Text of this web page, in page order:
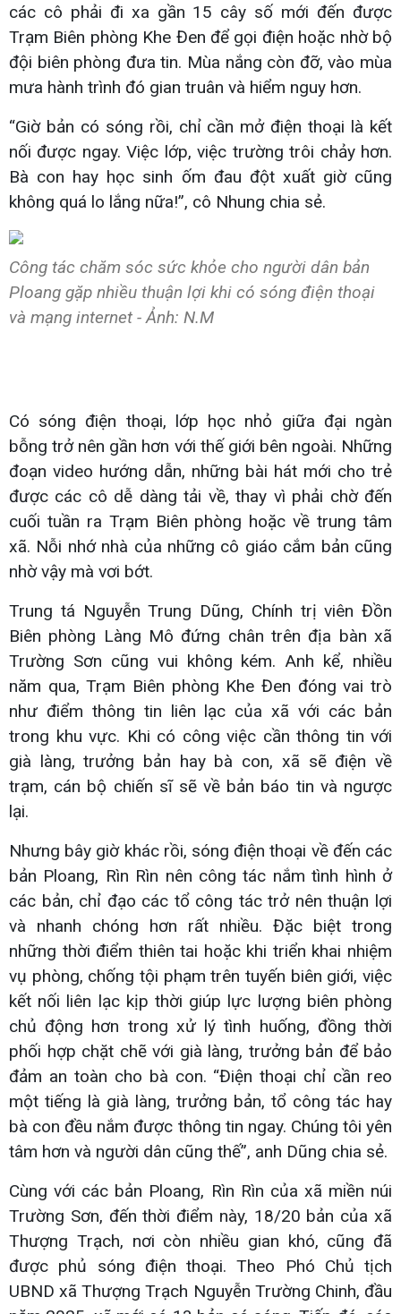
các cô phải đi xa gần 15 cây số mới đến được
Trạm Biên phòng Khe Đen để gọi điện hoặc nhờ bộ
đội biên phòng đưa tin. Mùa nắng còn đỡ, vào mùa
mưa hành trình đó gian truân và hiểm nguy hơn.
“Giờ bản có sóng rồi, chỉ cần mở điện thoại là kết
nối được ngay. Việc lớp, việc trường trôi chảy hơn.
Bà con hay học sinh ốm đau đột xuất giờ cũng
không quá lo lắng nữa!”, cô Nhung chia sẻ.
Công tác chăm sóc sức khỏe cho người dân bản
Ploang gặp nhiều thuận lợi khi có sóng điện thoại
và mạng internet - Ảnh: N.M
Có sóng điện thoại, lớp học nhỏ giữa đại ngàn
bỗng trở nên gần hơn với thế giới bên ngoài. Những
đoạn video hướng dẫn, những bài hát mới cho trẻ
được các cô dễ dàng tải về, thay vì phải chờ đến
cuối tuần ra Trạm Biên phòng hoặc về trung tâm
xã. Nỗi nhớ nhà của những cô giáo cắm bản cũng
nhờ vậy mà vơi bớt.
Trung tá Nguyễn Trung Dũng, Chính trị viên Đồn
Biên phòng Làng Mô đứng chân trên địa bàn xã
Trường Sơn cũng vui không kém. Anh kể, nhiều
năm qua, Trạm Biên phòng Khe Đen đóng vai trò
như điểm thông tin liên lạc của xã với các bản
trong khu vực. Khi có công việc cần thông tin với
già làng, trưởng bản hay bà con, xã sẽ điện về
trạm, cán bộ chiến sĩ sẽ về bản báo tin và ngược
lại.
Nhưng bây giờ khác rồi, sóng điện thoại về đến các
bản Ploang, Rìn Rìn nên công tác nắm tình hình ở
các bản, chỉ đạo các tổ công tác trở nên thuận lợi
và nhanh chóng hơn rất nhiều. Đặc biệt trong
những thời điểm thiên tai hoặc khi triển khai nhiệm
vụ phòng, chống tội phạm trên tuyến biên giới, việc
kết nối liên lạc kịp thời giúp lực lượng biên phòng
chủ động hơn trong xử lý tình huống, đồng thời
phối hợp chặt chẽ với già làng, trưởng bản để bảo
đảm an toàn cho bà con. “Điện thoại chỉ cần reo
một tiếng là già làng, trưởng bản, tổ công tác hay
bà con đều nắm được thông tin ngay. Chúng tôi yên
tâm hơn và người dân cũng thế”, anh Dũng chia sẻ.
Cùng với các bản Ploang, Rìn Rìn của xã miền núi
Trường Sơn, đến thời điểm này, 18/20 bản của xã
Thượng Trạch, nơi còn nhiều gian khó, cũng đã
được phủ sóng điện thoại. Theo Phó Chủ tịch
UBND xã Thượng Trạch Nguyễn Trường Chinh, đầu